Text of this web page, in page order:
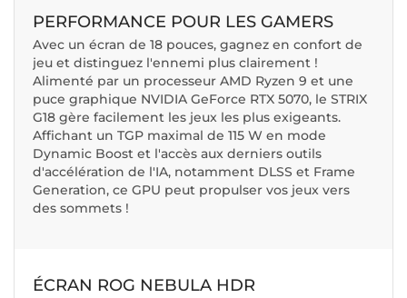
PERFORMANCE POUR LES GAMERS
Avec un écran de 18 pouces, gagnez en confort de
jeu et distinguez l'ennemi plus clairement !
Alimenté par un processeur AMD Ryzen 9 et une
puce graphique NVIDIA GeForce RTX 5070, le STRIX
G18 gère facilement les jeux les plus exigeants.
Affichant un TGP maximal de 115 W en mode
Dynamic Boost et l'accès aux derniers outils
d'accélération de l'IA, notamment DLSS et Frame
Generation, ce GPU peut propulser vos jeux vers
des sommets !
ÉCRAN ROG NEBULA HDR